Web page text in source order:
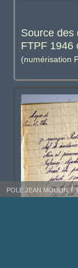
Source des
FTPF 1946
(numérisation
POLE JEAN MOULIN